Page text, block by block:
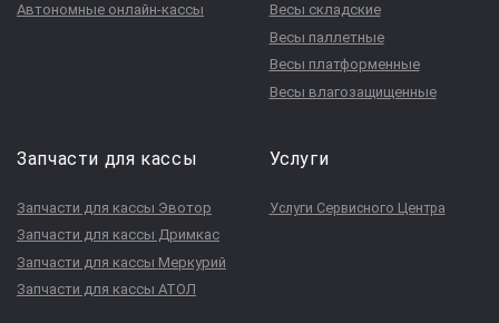
Автономные онлайн-кассы
Весы складские
Весы паллетные
Весы платформенные
Весы влагозащищенные
Запчасти для кассы
Запчасти для кассы Эвотор
Запчасти для кассы Дримкас
Запчасти для кассы Меркурий
Запчасти для кассы АТОЛ
Услуги
Услуги Сервисного Центра